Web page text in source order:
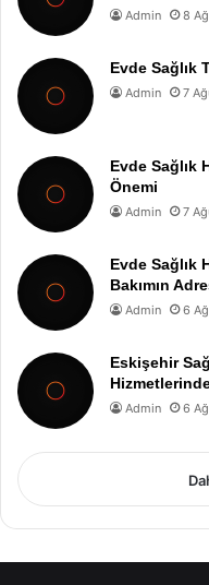
Admin 8
Evde Sağlık
Admin 7
Evde Sağlık
Önemi
Admin 7
Evde Sağlık
Bakımın
Admin 6
Eskişehir
Admin 6